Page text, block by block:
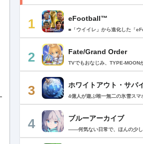
1 eFootball™
2 Fate/Grand Order
3 ホワイトアウト・サバ
4 ブルーアーカイブ